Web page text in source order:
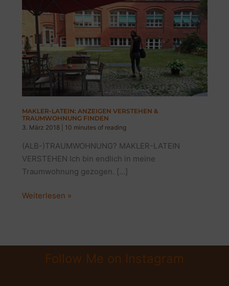
MAKLER-LATEIN: ANZEIGEN VERSTEHEN &
TRAUMWOHNUNG FINDEN
3. März 2018
10 minutes of reading
(ALB-)TRAUMWOHNUNG? MAKLER-LATEIN
VERSTEHEN Ich bin endlich in meine
Traumwohnung gezogen. […]
MAKLER-
&
TRAUMWOHNUNG
Weiterlesen »
Follow Me on Instagram